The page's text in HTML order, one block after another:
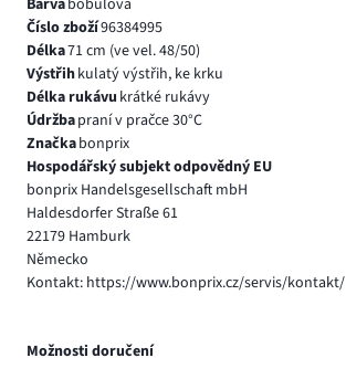
Číslo zboží96384995
Délka71 cm (ve vel. 48/50)
Výstřihkulatý výstřih, ke krku
Délka rukávu krátké rukávy
Údržbapraní v pračce 30°C
Značkabonprix
Hospodářský subjekt odpovědný EU
bonprix Handelsgesellschaft mbH
Haldesdorfer Straße 61
22179 Hamburk
Německo
Kontakt: https://www.bonprix.cz/servis/kontakt/
Možnosti doručení